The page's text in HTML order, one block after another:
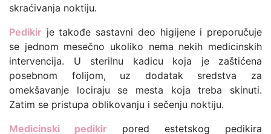
skraćivanja noktiju.
Pedikir je takođe sastavni deo higijene i preporučuje
se jednom mesečno ukoliko nema nekih medicinskih
intervencija. U sterilnu kadicu koja je zaštićena
posebnom folijom, uz dodatak sredstva za
omekšavanje lociraju se mesta koja treba skinuti.
Zatim se pristupa oblikovanju i sečenju noktiju.
Medicinski pedikir pored estetskog pedikira